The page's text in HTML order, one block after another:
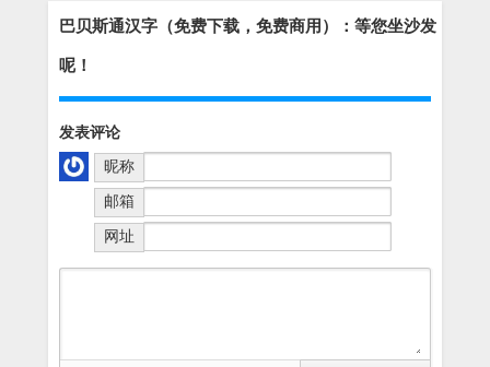
巴贝斯通汉字（免费下载，免费商用）：等您坐沙发
呢！
发表评论
昵称
邮箱
网址